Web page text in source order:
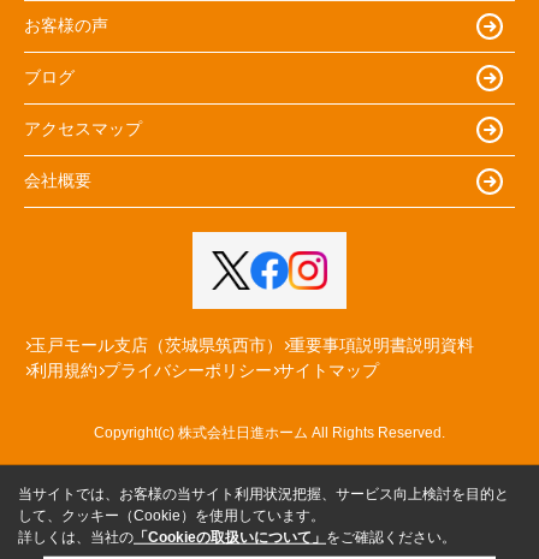
お客様の声
ブログ
アクセスマップ
会社概要
玉戸モール支店（茨城県筑西市）
重要事項説明書説明資料
利用規約 プライバシーポリシー サイトマップ
Copyright(c) 株式会社日進ホーム All Rights Reserved.
当サイトでは、お客様の当サイト利用状況把握、サービス向上検討を目的と
して、クッキー（Cookie）を使用しています。
詳しくは、当社の 「Cookieの取扱いについて」 をご確認ください。